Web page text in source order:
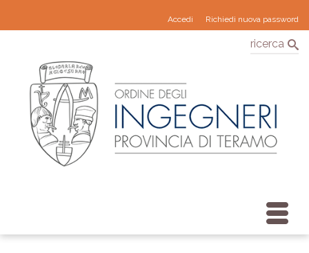
Accedi Richiedi nuova password
ricerca